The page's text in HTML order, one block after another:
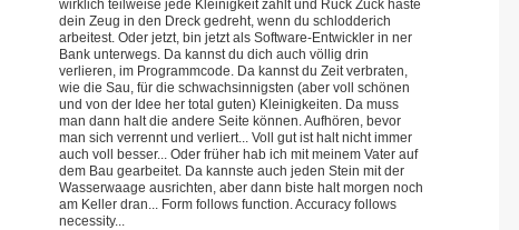
wirklich teilweise jede Kleinigkeit zählt und Ruck Zuck haste
dein Zeug in den Dreck gedreht, wenn du schlodderich
arbeitest. Oder jetzt, bin jetzt als Software-Entwickler in ner
Bank unterwegs. Da kannst du dich auch völlig drin
verlieren, im Programmcode. Da kannst du Zeit verbraten,
wie die Sau, für die schwachsinnigsten (aber voll schönen
und von der Idee her total guten) Kleinigkeiten. Da muss
man dann halt die andere Seite können. Aufhören, bevor
man sich verrennt und verliert... Voll gut ist halt nicht immer
auch voll besser... Oder früher hab ich mit meinem Vater auf
dem Bau gearbeitet. Da kannste auch jeden Stein mit der
Wasserwaage ausrichten, aber dann biste halt morgen noch
am Keller dran... Form follows function. Accuracy follows
necessity...